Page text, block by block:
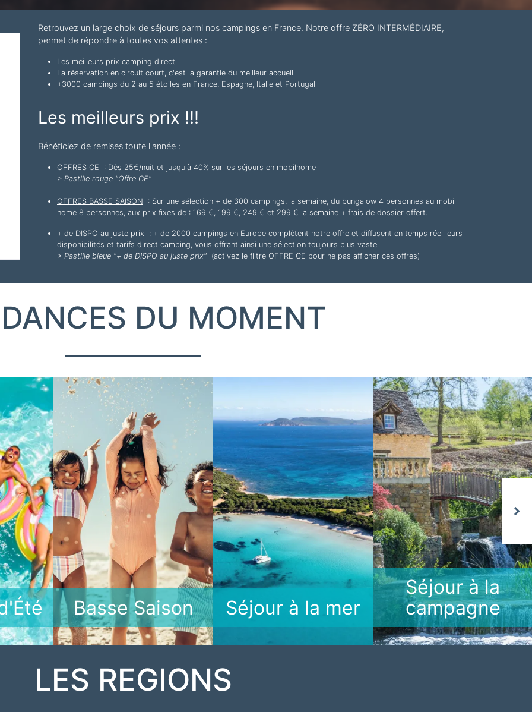
Retrouvez un large choix de séjours parmi nos campings en France. Notre offre ZÉRO INTERMÉDIAIRE,
permet de répondre à toutes vos attentes :
Les meilleurs prix camping direct
La réservation en circuit court, c'est la garantie du meilleur accueil
+3000 campings du 2 au 5 étoiles en France, Espagne, Italie et Portugal
Les meilleurs prix !!!
Bénéficiez de remises toute l'année :
OFFRES CE : Dès 25€/nuit et jusqu'à 40% sur les séjours en mobilhome
> Pastille rouge "Offre CE"
OFFRES BASSE SAISON : Sur une sélection + de 300 campings, la semaine, du bungalow 4 personnes au mobil
home 8 personnes, aux prix fixes de : 169 €, 199 €, 249 € et 299 € la semaine + frais de dossier offert.
+ de DISPO au juste prix : + de 2000 campings en Europe complètent notre offre et diffusent en temps réel leurs
disponibilités et tarifs direct camping, vous offrant ainsi une sélection toujours plus vaste
> Pastille bleue "+ de DISPO au juste prix" (activez le filtre OFFRE CE pour ne pas afficher ces offres)
DU MOMENT
Basse Saison Séjour à la mer
Séjour à la
campagne
Next
LES REGIONS